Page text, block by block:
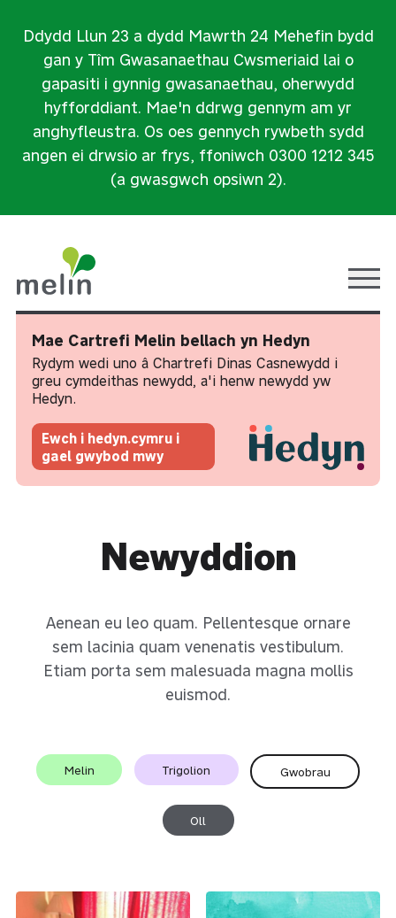
Ddydd Llun 23 a dydd Mawrth 24 Mehefin bydd
gan y Tîm Gwasanaethau Cwsmeriaid lai o
gapasiti i gynnig gwasanaethau, oherwydd
hyfforddiant. Mae'n ddrwg gennym am yr
anghyfleustra. Os oes gennych rywbeth sydd
angen ei drwsio ar frys, ffoniwch 0300 1212 345
(a gwasgwch opsiwn 2).
Mae Cartrefi Melin bellach yn Hedyn
Rydym wedi uno â Chartrefi Dinas Casnewydd i
greu cymdeithas newydd, a'i henw newydd yw
Hedyn.
Ewch i hedyn.cymru i
gael gwybod mwy
Newyddion
Aenean eu leo quam. Pellentesque ornare
sem lacinia quam venenatis vestibulum.
Etiam porta sem malesuada magna mollis
euismod.
Melin Trigolion Gwobrau
Oll